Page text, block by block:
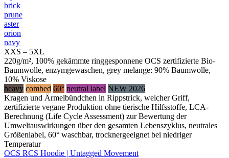
brick
prune
aster
orion
navy
XXS – 5XL
220g/m², 100% gekämmte ringgesponnene OCS zertifizierte Bio-
Baumwolle, enzymgewaschen, grey melange: 90% Baumwolle,
10% Viskose
heavy combed 60° neutral label NEW 2026
Kragen und Ärmelbündchen in Rippstrick, weicher Griff,
zertifizierte vegane Produktion ohne tierische Hilfsstoffe, LCA-
Berechnung (Life Cycle Assessment) zur Bewertung der
Umweltauswirkungen über den gesamten Lebenszyklus, neutrales
Größenlabel, 60° waschbar, trocknergeeignet bei niedriger
Temperatur
OCS RCS Hoodie | Untagged Movement